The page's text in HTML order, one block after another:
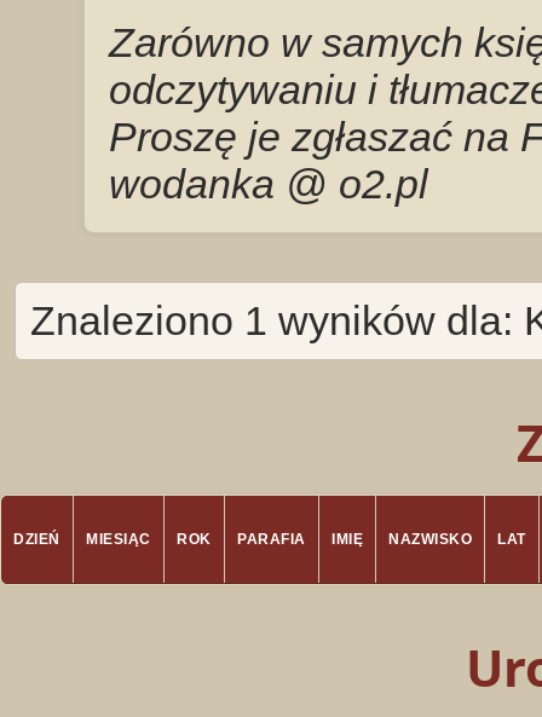
Zarówno w samych
odczytywaniu i
Proszę je zgłaszać na
wodanka @ o2.pl
Znaleziono 1 wyników dla:
DZIEŃ MIESIĄC ROK PARAFIA IMIĘ NAZWISKO LAT